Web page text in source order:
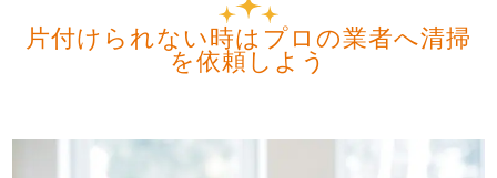
片付けられない時はプロの業者へ清掃
を依頼しよう